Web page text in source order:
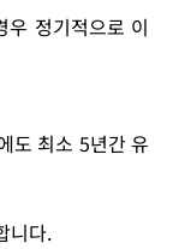
정기적으로 이
도 최소 5년간 유
니다.